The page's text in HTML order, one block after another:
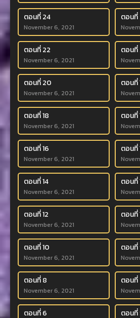
ตอนที่ 24
November 6, 2021
ตอนที่
ตอนที่ 22
November 6, 2021
ตอนที่
ตอนที่ 20
November 6, 2021
ตอนที่
ตอนที่ 18
November 6, 2021
ตอนที่
ตอนที่ 16
November 6, 2021
ตอนที่
ตอนที่ 14
November 6, 2021
ตอนที่
ตอนที่ 12
November 6, 2021
ตอนที่
ตอนที่ 10
November 6, 2021
ตอนที่
ตอนที่ 8
November 6, 2021
ตอนที่
ตอนที่ 6 ตอนที่